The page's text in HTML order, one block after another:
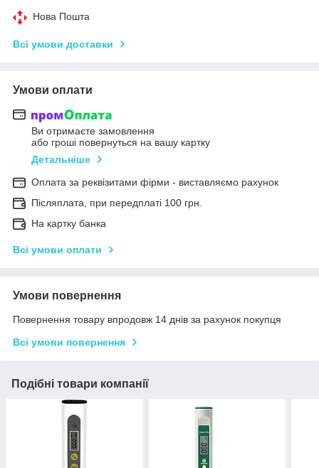
Нова Пошта
Всі умови доставки
Умови оплати
Ви отримаєте замовлення
або гроші повернуться на вашу картку
Детальніше
Оплата за реквізитами фірми - виставляємо рахунок
Післяплата, при передплаті 100 грн.
На картку банка
Всі умови оплати
Умови повернення
Повернення товару впродовж 14 днів за рахунок покупця
Всі умови повернення
Подібні товари компанії